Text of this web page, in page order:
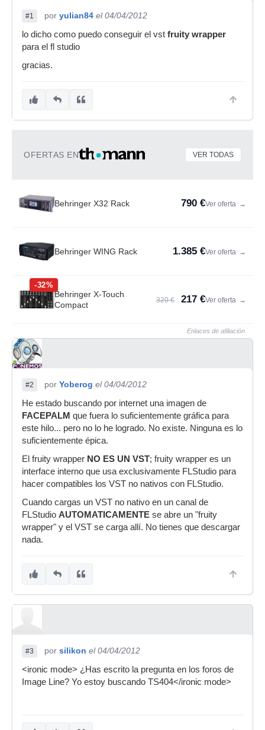
#1 por yulian84 el 04/04/2012
lo dicho como puedo conseguir el vst fruity wrapper
para el fl studio
gracias.
OFERTAS EN VER TODAS
Behringer X32 Rack 790 €Ver oferta →
Behringer WING Rack 1.385 €Ver oferta →
-32%
Behringer X-Touch
Compact
320 € 217 €Ver oferta →
Enlaces de afiliación
#2 por Yoberog el 04/04/2012
He estado buscando por internet una imagen de
FACEPALM que fuera lo suficientemente gráfica para
este hilo... pero no lo he logrado. No existe. Ninguna es lo
suficientemente épica.
El fruity wrapper NO ES UN VST; fruity wrapper es un
interface interno que usa exclusivamente FLStudio para
hacer compatibles los VST no nativos con FLStudio.
Cuando cargas un VST no nativo en un canal de
FLStudio AUTOMATICAMENTE se abre un "fruity
wrapper" y el VST se carga allí. No tienes que descargar
nada.
#3 por silikon el 04/04/2012
<ironic mode> ¿Has escrito la pregunta en los foros de
Image Line? Yo estoy buscando TS404</ironic mode>